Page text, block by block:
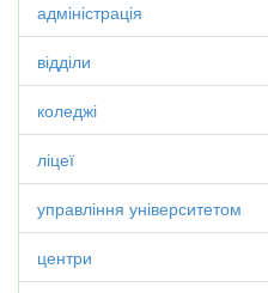
адміністрація
відділи
коледжі
ліцеї
управління університетом
центри